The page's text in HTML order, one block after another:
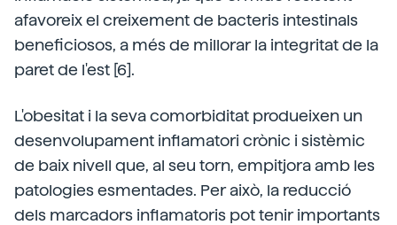
afavoreix el creixement de bacteris intestinals
beneficiosos, a més de millorar la integritat de la
paret de l'est [6].
L'obesitat i la seva comorbiditat produeixen un
desenvolupament inflamatori crònic i sistèmic
de baix nivell que, al seu torn, empitjora amb les
patologies esmentades. Per això, la reducció
dels marcadors inflamatoris pot tenir importants